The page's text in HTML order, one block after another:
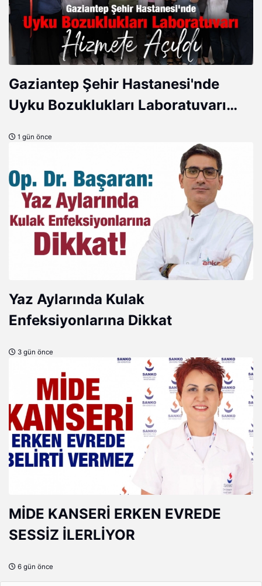
Gaziantep Şehir Hastanesi'nde
Uyku Bozuklukları Laboratuvarı
1 gün önce
Yaz Aylarında Kulak
Enfeksiyonlarına Dikkat
3 gün önce
MİDE KANSERİ ERKEN EVREDE
SESSİZ İLERLİYOR
6 gün önce